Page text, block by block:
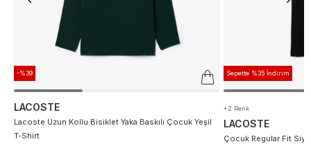
-%39
LACOSTE
Lacoste Uzun Kollu Bisiklet Yaka Baskılı Çocuk Yeşil
T-Shirt
Sepette %35 İndirim
+2 Renk
LACOSTE
Çocuk Regular Fit